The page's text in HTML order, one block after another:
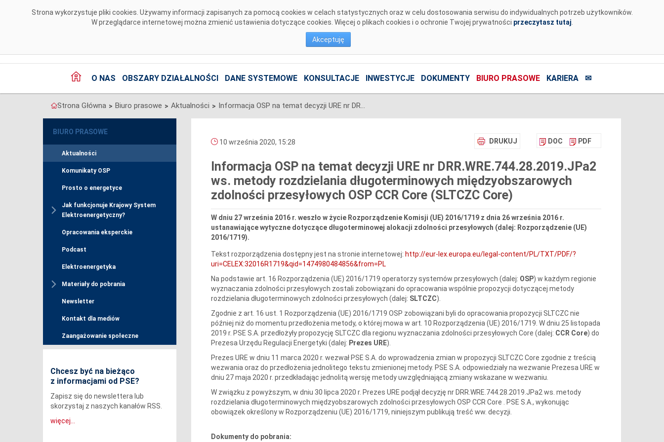
Strona wykorzystuje pliki cookies. Używamy informacji zapisanych za pomocą cookies w celach statystycznych oraz w celu dostosowania serwisu do indywidualnych potrzeb użytkowników.
W przeglądarce internetowej można zmienić ustawienia dotyczące cookies. Więcej o plikach cookies i o ochronie Twojej prywatności przeczytasz tutaj
Akceptuję
O NAS OBSZARY DZIAŁALNOŚCI DANE SYSTEMOWE KONSULTACJE INWESTYCJE DOKUMENTY BIURO PRASOWE KARIERA ✉
Strona Główna > Biuro prasowe > Aktualności > Informacja OSP na temat decyzji URE nr DRR.WRE.744.28.2019.JPa2 ws. metody rozdzielania długoterminowych międzyobszarowych zdolności przesyłowych OSP CCR Core (SLTCZC Core)
BIURO PRASOWE
Aktualności
Komunikaty OSP
Prosto o energetyce
Jak funkcjonuje Krajowy System
Elektroenergetyczny?
Opracowania eksperckie
Podcast
Elektroenergetyka
Materiały do pobrania
Newsletter
Kontakt dla mediów
Zaangażowanie społeczne
Chcesz być na bieżąco
z informacjami od PSE?
Zapisz się do newslettera lub
skorzystaj z naszych kanałów RSS.
więcej...
DRUKUJ DOC PDF
10 września 2020, 15:28
Informacja OSP na temat decyzji URE nr DRR.WRE.744.28.2019.JPa2
ws. metody rozdzielania długoterminowych międzyobszarowych
zdolności przesyłowych OSP CCR Core (SLTCZC Core)
W dniu 27 września 2016 r. weszło w życie Rozporządzenie Komisji (UE) 2016/1719 z dnia 26 września 2016 r.
ustanawiające wytyczne dotyczące długoterminowej alokacji zdolności przesyłowych (dalej: Rozporządzenie (UE)
2016/1719).
Tekst rozporządzenia dostępny jest na stronie internetowej: http://eur-lex.europa.eu/legal-content/PL/TXT/PDF/?
uri=CELEX:32016R1719&qid=1474980484856&from=PL
Na podstawie art. 16 Rozporządzenia (UE) 2016/1719 operatorzy systemów przesyłowych (dalej: OSP) w każdym regionie
wyznaczania zdolności przesyłowych zostali zobowiązani do opracowania wspólnie propozycji dotyczącej metody
rozdzielania długoterminowych zdolności przesyłowych (dalej: SLTCZC).
Zgodnie z art. 16 ust. 1 Rozporządzenia (UE) 2016/1719 OSP zobowiązani byli do opracowania propozycji SLTCZC nie
później niż do momentu przedłożenia metody, o której mowa w art. 10 Rozporządzenia (UE) 2016/1719. W dniu 25 listopada
2019 r. PSE S.A. przedłożyły propozycję SLTCZC dla regionu wyznaczania zdolności przesyłowych Core (dalej: CCR Core) do
Prezesa Urzędu Regulacji Energetyki (dalej: Prezes URE).
Prezes URE w dniu 11 marca 2020 r. wezwał PSE S.A. do wprowadzenia zmian w propozycji SLTCZC Core zgodnie z treścią
wezwania oraz do przedłożenia jednolitego tekstu zmienionej metody. PSE S.A. odpowiedziały na wezwanie Prezesa URE w
dniu 27 maja 2020 r. przedkładając jednolitą wersję metody uwzględniającą zmiany wskazane w wezwaniu.
W związku z powyższym, w dniu 30 lipca 2020 r. Prezes URE podjął decyzję nr DRR.WRE.744.28.2019.JPa2 ws. metody
rozdzielania długoterminowych międzyobszarowych zdolności przesyłowych OSP CCR Core . PSE S.A., wykonując
obowiązek określony w Rozporządzeniu (UE) 2016/1719, niniejszym publikują treść ww. decyzji.
Dokumenty do pobrania: